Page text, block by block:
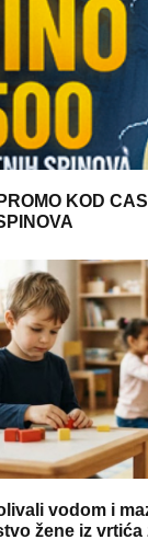
KOD
vodom i
žene iz vrtića